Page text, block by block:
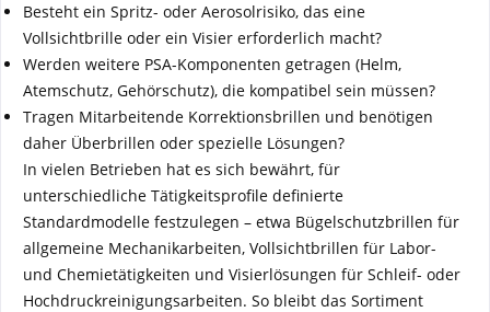
Besteht ein Spritz- oder Aerosolrisiko, das eine
Vollsichtbrille oder ein Visier erforderlich macht?
Werden weitere PSA-Komponenten getragen (Helm,
Atemschutz, Gehörschutz), die kompatibel sein müssen?
Tragen Mitarbeitende Korrektionsbrillen und benötigen
daher Überbrillen oder spezielle Lösungen?
In vielen Betrieben hat es sich bewährt, für
unterschiedliche Tätigkeitsprofile definierte
Standardmodelle festzulegen – etwa Bügelschutzbrillen für
allgemeine Mechanikarbeiten, Vollsichtbrillen für Labor-
und Chemietätigkeiten und Visierlösungen für Schleif- oder
Hochdruckreinigungsarbeiten. So bleibt das Sortiment